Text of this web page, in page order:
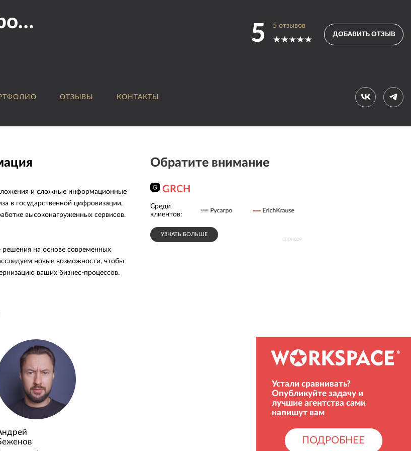
Russian Robotics 5 5 отзывов
ДОБАВИТЬ ОТЗЫВ
ОТЗЫВЫ КОНТАКТЫ
и сложные информационные
в государственной цифровизации,
высоконагруженных сервисов.
решения на основе современных
новые возможности, чтобы
ваших бизнес-процессов.
СПОНСОР
Обратите внимание
GRCH
Среди
клиентов:
Major Русагро ErichKrause
УЗНАТЬ БОЛЬШЕ
Устали сравнивать?
Опубликуйте задачу и
лучшие агентства сами
напишут вам
ПОДРОБНЕЕ